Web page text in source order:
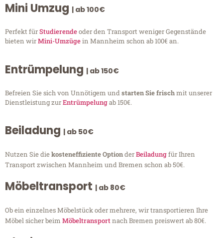
Mini Umzug | ab 100€
Perfekt fürStudierendeoder den Transport weniger Gegenstände
bieten wirMini-Umzügein Mannheim schon ab 100€ an.
Entrümpelung | ab 150€
Befreien Sie sich von Unnötigem undstarten Sie frischmit unserer
Dienstleistung zurEntrümpelungab 150€.
Beiladung | ab 50€
Nutzen Sie diekosteneffiziente OptionderBeiladungfür Ihren
Transport zwischen Mannheim und Bremen schon ab 50€.
Möbeltransport | ab 80€
Ob ein einzelnes Möbelstück oder mehrere, wir transportieren Ihre
Möbel sicher beim Möbeltransportnach Bremen preiswert ab 80€.